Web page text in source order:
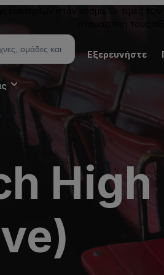
στον κόσμο. Οι τιμές
ονομαστική τους
Εξερευνήστε